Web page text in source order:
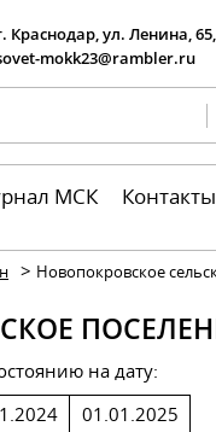
Краснодар, ул. Ленина,
mokk23@rambler.ru
МСК Контакты
> Новопокровское
на дату:
01.01.2025